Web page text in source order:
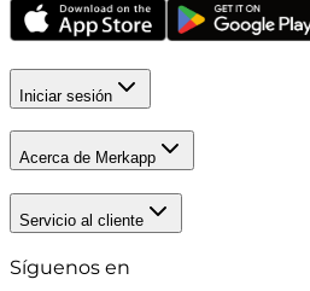
Iniciar sesión
Acerca de Merkapp
Servicio al cliente
Síguenos en